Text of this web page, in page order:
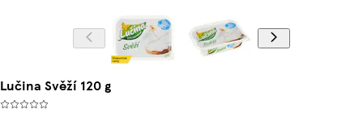
Lučina Svěží 120 g